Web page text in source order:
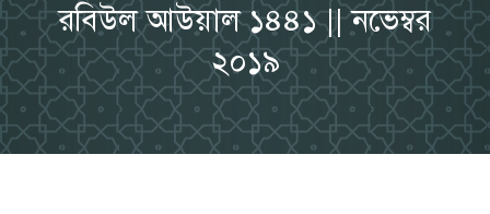
রবিউল আউয়াল ১৪৪১ || নভেম্বর
২০১৯